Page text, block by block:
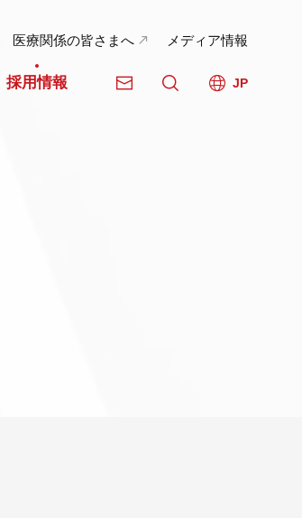
採用情報 JP
医療関係の皆さまへ メディア情報